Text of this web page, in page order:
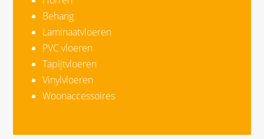
Behang
Laminaatvloeren
PVC vloeren
Tapijtvloeren
Vinylvloeren
Woonaccessoires